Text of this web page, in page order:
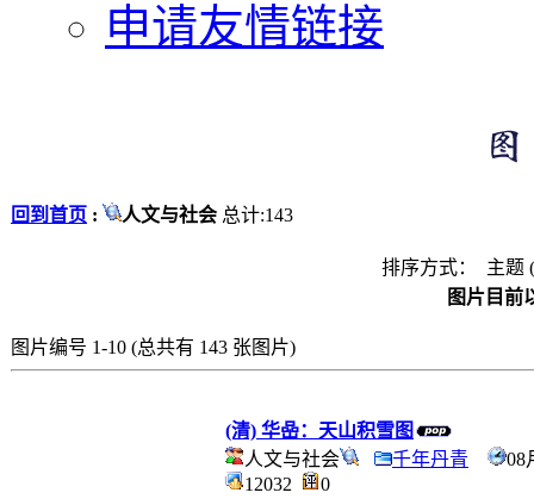
申请友情链接
回到首页 : 人文与社会 总计:143
排序方式： 主题 (
图片目前
图片编号 1-10 (总共有 143 张图片)
(清) 华喦：天山积雪图
人文与社会
千年丹青
08
12032
0